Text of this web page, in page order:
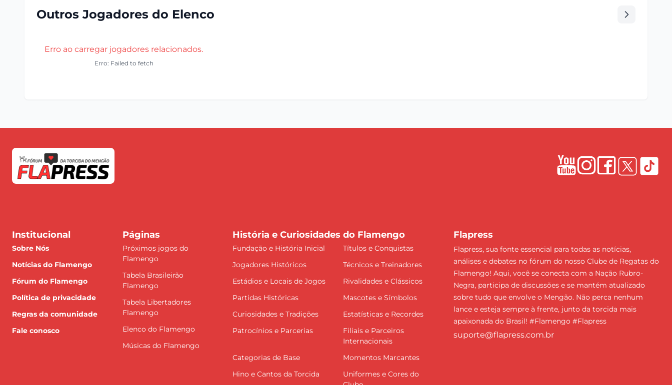
Outros Jogadores do Elenco
Erro ao carregar jogadores relacionados.
Erro: Failed to fetch
Institucional
Sobre Nós
Notícias do Flamengo
Fórum do Flamengo
Política de privacidade
Regras da comunidade
Fale conosco
Páginas
Próximos jogos do
Flamengo
Tabela Brasileirão
Flamengo
Tabela Libertadores
Flamengo
Elenco do Flamengo
Músicas do Flamengo
História e Curiosidades do Flamengo
Fundação e História Inicial
Títulos e Conquistas
Jogadores Históricos
Técnicos e Treinadores
Estádios e Locais de Jogos
Rivalidades e Clássicos
Partidas Históricas
Mascotes e Símbolos
Curiosidades e Tradições
Estatísticas e Recordes
Patrocínios e Parcerias
Filiais e Parceiros
Internacionais
Categorias de Base
Momentos Marcantes
Hino e Cantos da Torcida
Uniformes e Cores do
Flapress
Flapress, sua fonte essencial para todas as notícias,
análises e debates no fórum do nosso Clube de Regatas do
Flamengo! Aqui, você se conecta com a Nação Rubro-
Negra, participa de discussões e se mantém atualizado
sobre tudo que envolve o Mengão. Não perca nenhum
lance e esteja sempre à frente, junto da torcida mais
apaixonada do Brasil! #Flamengo #Flapress
suporte@flapress.com.br